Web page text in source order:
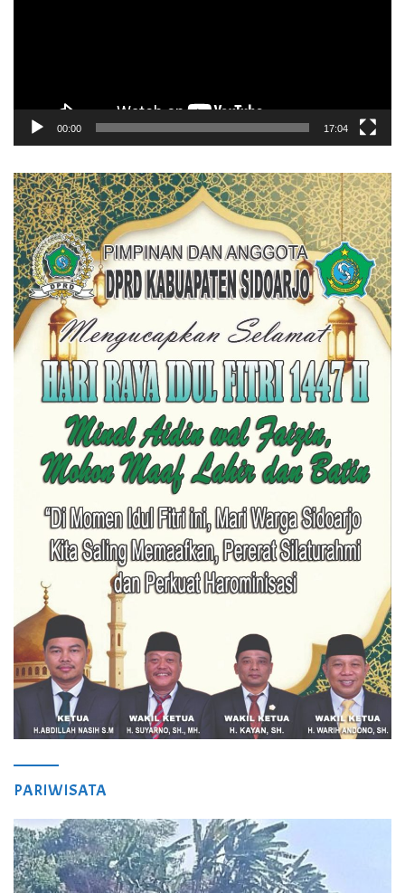
00:00 17:04
PARIWISATA